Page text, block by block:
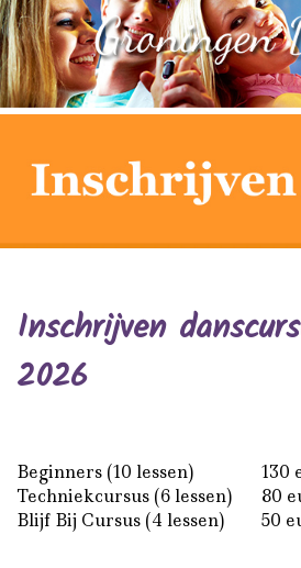
Inschrijven
2026
Beginners (10 lessen) 130
Techniekcursus (6 lessen)
80
Blijf Bij Cursus (4 lessen)
50